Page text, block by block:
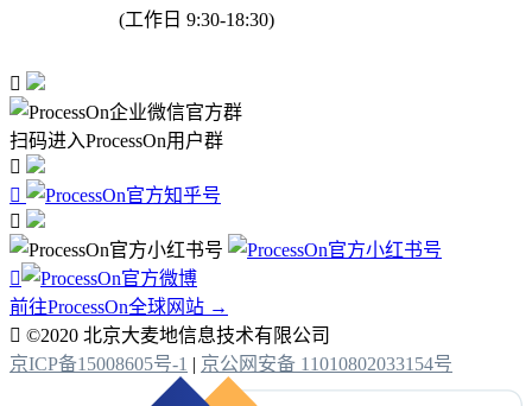
(工作日 9:30-18:30)

扫码进入ProcessOn用户群




前往ProcessOn全球网站 →
 ©2020 北京大麦地信息技术有限公司
京ICP备15008605号-1 | 京公网安备 11010802033154号